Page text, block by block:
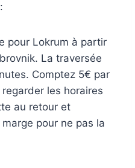
pour Lokrum à partir
La traversée
Comptez 5€ par
les horaires
au retour et
pour ne pas la